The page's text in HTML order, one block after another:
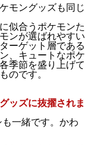
モングッズも同じ
似合うポケモンた
ンが選ばれやすい
ーゲット層である
、キュートなポケ
季節を盛り上げて
のです。
ッズに抜擢されま
一緒です。かわ